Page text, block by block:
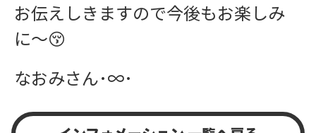
お伝えしきますので今後もお楽しみ
に〜😚
なおみさん･∞･